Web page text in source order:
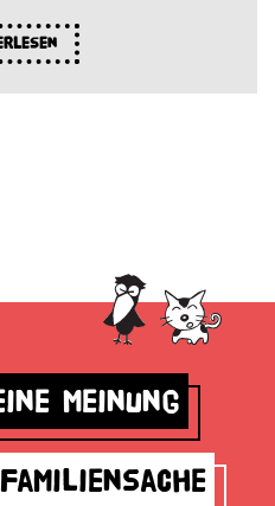
Meinung